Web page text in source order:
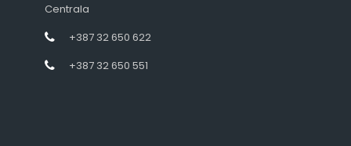
Centrala
+387 32 650 622
+387 32 650 551